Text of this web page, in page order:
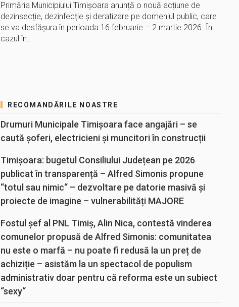
Primăria Municipiului Timișoara anunță o nouă acțiune de
dezinsecție, dezinfecție și deratizare pe domeniul public, care
se va desfășura în perioada 16 februarie – 2 martie 2026. În
cazul în…
RECOMANDĂRILE NOASTRE
Drumuri Municipale Timișoara face angajări – se
caută șoferi, electricieni și muncitori în construcții
Timișoara: bugetul Consiliului Județean pe 2026
publicat în transparență – Alfred Simonis propune
“totul sau nimic“ – dezvoltare pe datorie masivă și
proiecte de imagine – vulnerabilități MAJORE
Fostul șef al PNL Timiș, Alin Nica, contestă vinderea
comunelor propusă de Alfred Simonis: comunitatea
nu este o marfă – nu poate fi redusă la un preț de
achiziție – asistăm la un spectacol de populism
administrativ doar pentru că reforma este un subiect
“sexy“